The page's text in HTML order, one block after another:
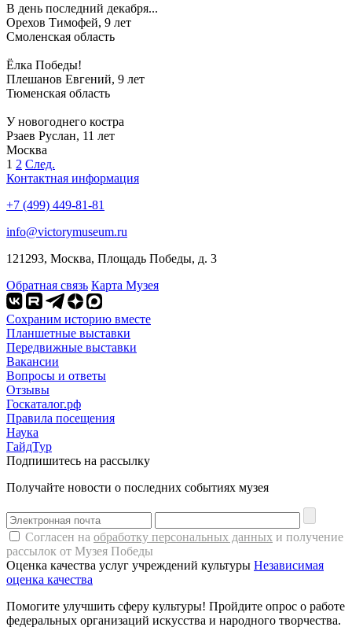
В день последний декабря...
Орехов Тимофей, 9 лет
Смоленская область
Ёлка Победы!
Плешанов Евгений, 9 лет
Тюменская область
У новогоднего костра
Рзаев Руслан, 11 лет
Москва
1 2 След.
Контактная информация
+7 (499) 449-81-81
info@victorymuseum.ru
121293, Москва, Площадь Победы, д. 3
Обратная связь Карта Музея
Сохраним историю вместе
Планшетные выставки
Передвижные выставки
Вакансии
Вопросы и ответы
Отзывы
Госкаталог.рф
Правила посещения
Наука
ГайдТур
Подпишитесь на рассылку
Получайте новости о последних событиях музея
Согласен на обработку персональных данных и получение
рассылок от Музея Победы
Оценка качества услуг учреждений культуры Независимая
оценка качества
Помогите улучшить сферу культуры! Пройдите опрос о работе
федеральных организаций искусства и народного творчества.